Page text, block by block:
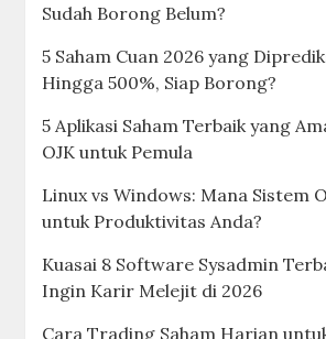
Sudah Borong Belum?
5 Saham Cuan 2026 yang
Hingga 500%, Siap Borong?
5 Aplikasi Saham Terbaik yang
OJK untuk Pemula
Linux vs Windows: Mana Sistem
untuk Produktivitas Anda?
Kuasai 8 Software Sysadmin
Ingin Karir Melejit di 2026
Cara Trading Saham Harian